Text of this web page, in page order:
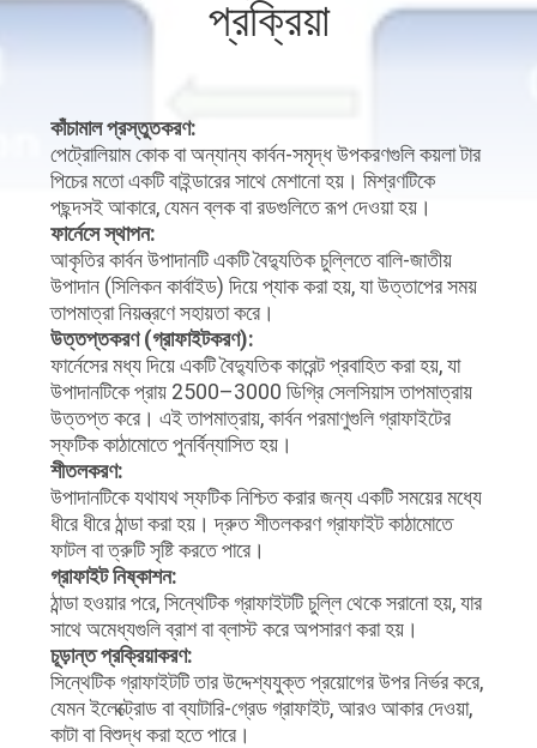
নিয়ন্ত্রণ
করুন
মামলা
সাইট
ম্যাপ
গোপনীয়তা
প্রক্রিয়া
কাঁচামাল প্রস্তুতকরণ:
পেট্রোলিয়াম কোক বা অন্যান্য কার্বন-সমৃদ্ধ উপকরণগুলি কয়লা টার
পিচের মতো একটি বাইন্ডারের সাথে মেশানো হয়। মিশ্রণটিকে
পছন্দসই আকারে, যেমন ব্লক বা রডগুলিতে রূপ দেওয়া হয়।
ফার্নেসে স্থাপন:
আকৃতির কার্বন উপাদানটি একটি বৈদ্যুতিক চুল্লিতে বালি-জাতীয়
উপাদান (সিলিকন কার্বাইড) দিয়ে প্যাক করা হয়, যা উত্তাপের সময়
তাপমাত্রা নিয়ন্ত্রণে সহায়তা করে।
উত্তপ্তকরণ (গ্রাফাইটকরণ):
ফার্নেসের মধ্য দিয়ে একটি বৈদ্যুতিক কারেন্ট প্রবাহিত করা হয়, যা
উপাদানটিকে প্রায় 2500–3000 ডিগ্রি সেলসিয়াস তাপমাত্রায়
উত্তপ্ত করে। এই তাপমাত্রায়, কার্বন পরমাণুগুলি গ্রাফাইটের
স্ফটিক কাঠামোতে পুনর্বিন্যাসিত হয়।
শীতলকরণ:
উপাদানটিকে যথাযথ স্ফটিক নিশ্চিত করার জন্য একটি সময়ের মধ্যে
ধীরে ধীরে ঠান্ডা করা হয়। দ্রুত শীতলকরণ গ্রাফাইট কাঠামোতে
ফাটল বা ত্রুটি সৃষ্টি করতে পারে।
গ্রাফাইট নিষ্কাশন:
ঠান্ডা হওয়ার পরে, সিন্থেটিক গ্রাফাইটটি চুল্লি থেকে সরানো হয়, যার
সাথে অমেধ্যগুলি ব্রাশ বা ব্লাস্ট করে অপসারণ করা হয়।
চূড়ান্ত প্রক্রিয়াকরণ:
সিন্থেটিক গ্রাফাইটটি তার উদ্দেশ্যযুক্ত প্রয়োগের উপর নির্ভর করে,
যেমন ইলেক্ট্রোড বা ব্যাটারি-গ্রেড গ্রাফাইট, আরও আকার দেওয়া,
কাটা বা বিশুদ্ধ করা হতে পারে।